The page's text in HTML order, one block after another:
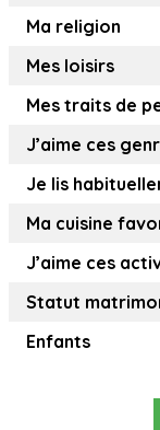
Ma religion
Mes loisirs
Mes traits de
J’aime ces
Je lis
Ma cuisine
J’aime ces
Statut
Enfants